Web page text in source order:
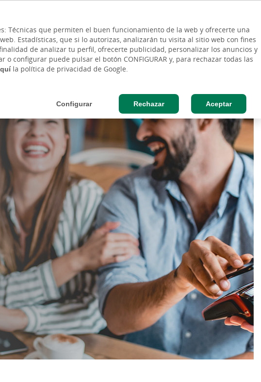
Técnicas que permiten el buen funcionamiento de la web y ofrecerte una
Estadísticas, que si lo autorizas, analizarán tu visita al sitio web con fines
de analizar tu perfil, ofrecerte publicidad, personalizar los anuncios y
configurar puede pulsar el botón CONFIGURAR y, para rechazar todas las
la política de privacidad de Google.
Configurar Rechazar Aceptar
DE
Banca digital Gen8 by Cajasiete
EMPRESAS AGRO